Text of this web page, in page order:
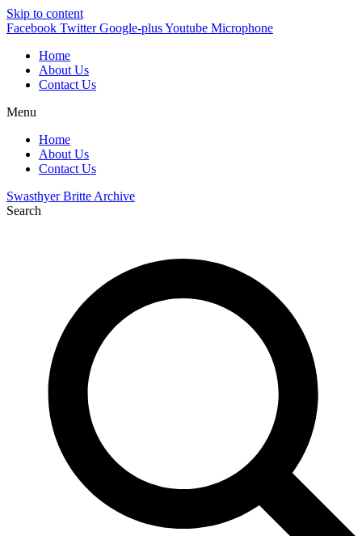
Skip to content
Facebook Twitter Google-plusYoutube Microphone
Home
About Us
Contact Us
Menu
Home
About Us
Contact Us
Swasthyer Britte Archive
Search